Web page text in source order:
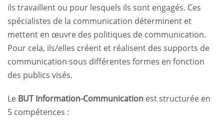
ils travaillent ou pour lesquels ils sont engagés. Ces
spécialistes de la communication déterminent et
mettent en œuvre des politiques de communication.
Pour cela, ils/elles créent et réalisent des supports de
communication sous différentes formes en fonction
des publics visés.
Le BUT Information-Communication est structurée en
5 compétences :